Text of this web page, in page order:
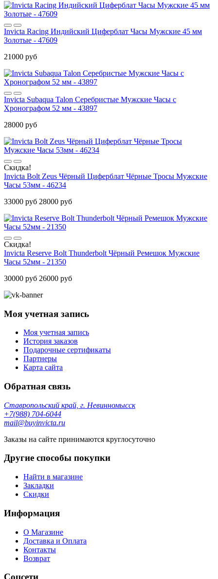
Invicta Racing Индийский Циферблат Часы Мужские 45 мм
Золотые - 47609
21000 руб
Invicta Subaqua Talon Серебристые Мужские Часы с
Хронографом 52 мм - 43897
28000 руб
Скидка!
Invicta Bolt Zeus Чёрный Циферблат Чёрные Тросы Мужские
Часы 53мм - 46234
33000 руб 28000 руб
Скидка!
Invicta Reserve Bolt Thunderbolt Чёрный Ремешок Мужские
Часы 52мм - 21350
30000 руб 26000 руб
Моя учетная запись
Моя учетная запись
История заказов
Подарочные сертификаты
Партнеры
Карта сайта
Обратная связь
Ставропольский край, г. Невинномысск
+7(988) 704-6044
mail@buyinvicta.ru
Заказы на сайте принимаются круглосуточно
Другие способы покупки
Найти в магазине
Закладки
Скидки
Информация
О Магазине
Доставка и Оплата
Контакты
Возврат